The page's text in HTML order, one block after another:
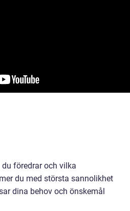
föredrar och vilka
du med största sannolikhet
dina behov och önskemål